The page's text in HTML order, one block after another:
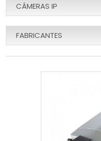
CÂMERAS IP
FABRICANTES